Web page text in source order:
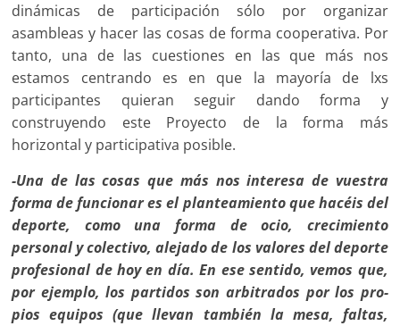
dinámicas de participación sólo por organizar
asambleas y hacer las cosas de forma cooperativa. Por
tanto, una de las cuestiones en las que más nos
estamos centrando es en que la mayoría de lxs
participantes quieran seguir dando forma y
construyendo este Proyecto de la forma más
horizontal y participativa posible.
-Una de las cosas que más nos interesa de vuestra
forma de funcionar es el planteamiento que hacéis del
deporte, como una forma de ocio, crecimiento
personal y colectivo, alejado de los valores del deporte
profesional de hoy en día. En ese sentido, vemos que,
por ejemplo, los partidos son arbitrados por los pro­
pios equipos (que llevan también la mesa, faltas,